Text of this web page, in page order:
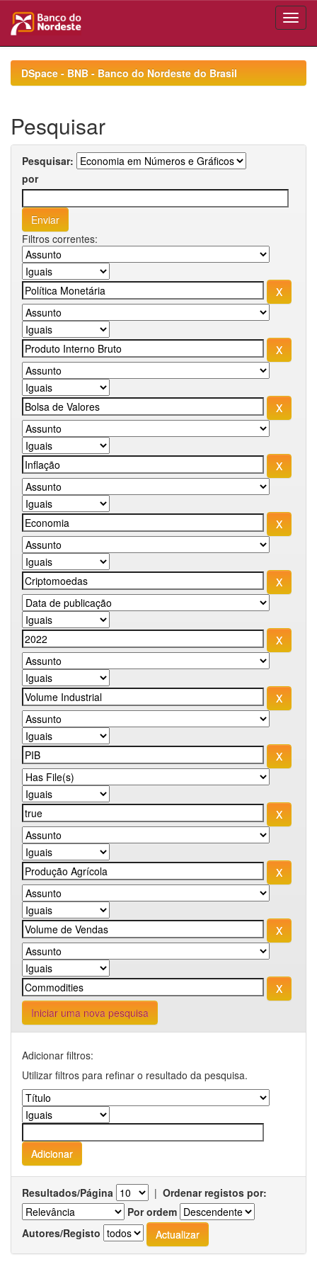
navigationDSpace - BNB - Banco do Nordeste do Brasil
Pesquisar
Pesquisar:
por
Filtros correntes:
Iniciar uma nova pesquisa
Adicionar filtros:
Utilizar filtros para refinar o resultado da pesquisa.
Resultados/Página | Ordenar registos por:
Por ordem
Autores/Registo